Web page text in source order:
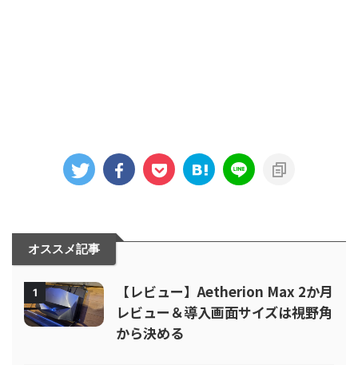
オススメ記事
1
【レビュー】Aetherion Max 2か月
レビュー＆導入画面サイズは視野角
から決める